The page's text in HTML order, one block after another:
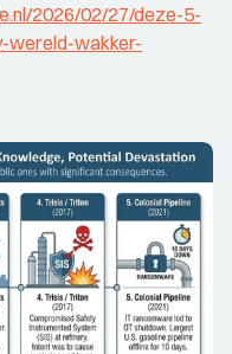
2026/02/27/deze-5-
wereld-wakker-